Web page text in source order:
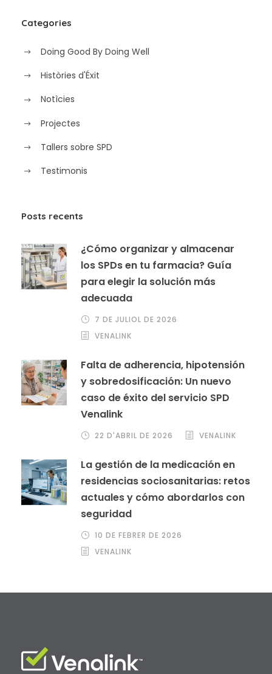
Categories
Doing Good By Doing Well
Històries d'Éxit
Notìcies
Projectes
Tallers sobre SPD
Testimonis
Posts recents
¿Cómo organizar y almacenar
los SPDs en tu farmacia? Guía
para elegir la solución más
adecuada
7 DE JULIOL DE 2026
VENALINK
Falta de adherencia, hipotensión
y sobredosificación: Un nuevo
caso de éxito del servicio SPD
Venalink
22 D'ABRIL DE 2026 VENALINK
La gestión de la medicación en
residencias sociosanitarias: retos
actuales y cómo abordarlos con
seguridad
10 DE FEBRER DE 2026
VENALINK